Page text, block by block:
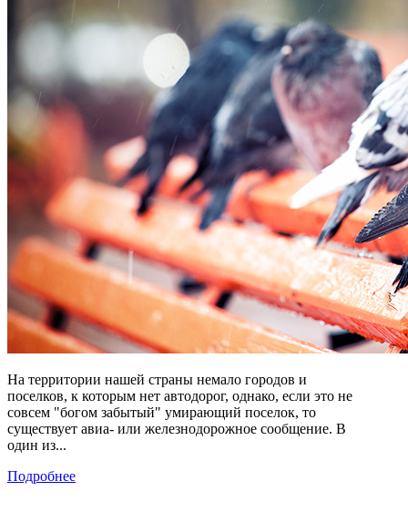
На территории нашей страны немало городов и
поселков, к которым нет автодорог, однако, если это не
совсем "богом забытый" умирающий поселок, то
существует авиа- или железнодорожное сообщение. В
один из...
Подробнее